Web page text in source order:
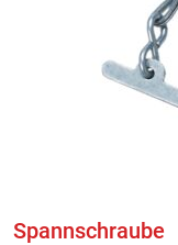
Spannschraube